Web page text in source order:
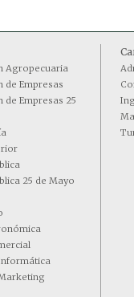
Agropecuaria
de Empresas
Empresas 25
25 de Mayo